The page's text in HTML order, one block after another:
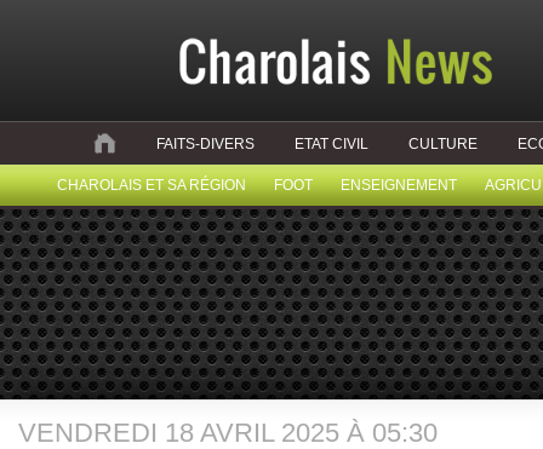
FAITS-DIVERS ETAT CIVIL CULTURE
CHAROLAIS ET SA RÉGION FOOT ENSEIGNEMENT
VENDREDI 18 AVRIL 2025 À 05:30